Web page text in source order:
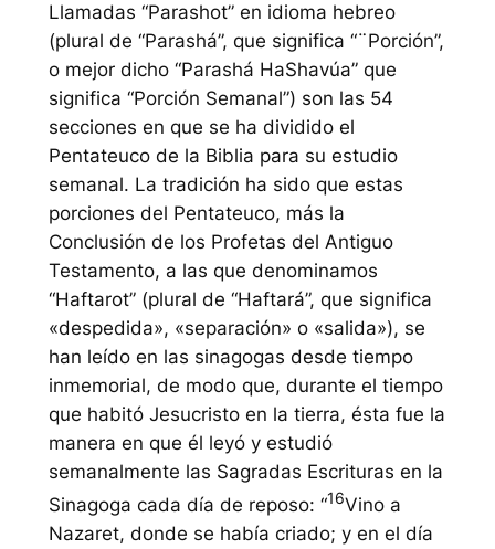
Llamadas “Parashot” en idioma hebreo
(plural de “Parashá”, que significa “¨Porción”,
o mejor dicho “Parashá HaShavúa” que
significa “Porción Semanal”) son las 54
secciones en que se ha dividido el
Pentateuco de la Biblia para su estudio
semanal. La tradición ha sido que estas
porciones del Pentateuco, más la
Conclusión de los Profetas del Antiguo
Testamento, a las que denominamos
“Haftarot” (plural de “Haftará”, que significa
«despedida», «separación» o «salida»), se
han leído en las sinagogas desde tiempo
inmemorial, de modo que, durante el tiempo
que habitó Jesucristo en la tierra, ésta fue la
manera en que él leyó y estudió
semanalmente las Sagradas Escrituras en la
Sinagoga cada día de reposo: “16Vino a
Nazaret, donde se había criado; y en el día